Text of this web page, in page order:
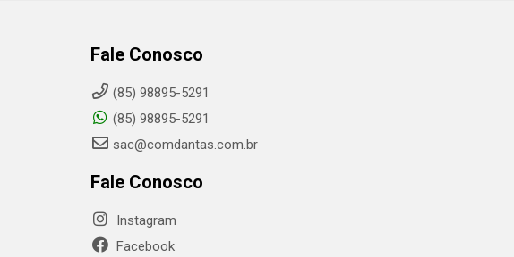
Fale Conosco
(85) 98895-5291
(85) 98895-5291
sac@comdantas.com.br
Fale Conosco
Instagram
Facebook